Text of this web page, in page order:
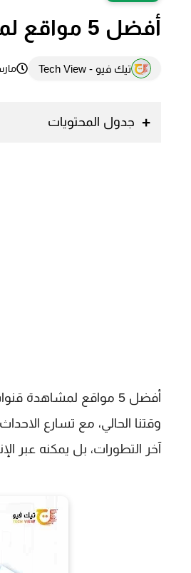
أفضل 5 مواقع لمشاهدة قنوات الاخبار العربية والعالمية بث مباشر
تيك فيو - Tech View مارس 4,
جدول المحتويات
أفضل 5 مواقع لمشاهدة
وقتنا الحالي، مع تسارع
آخر التطورات، بل يمكنه عبر